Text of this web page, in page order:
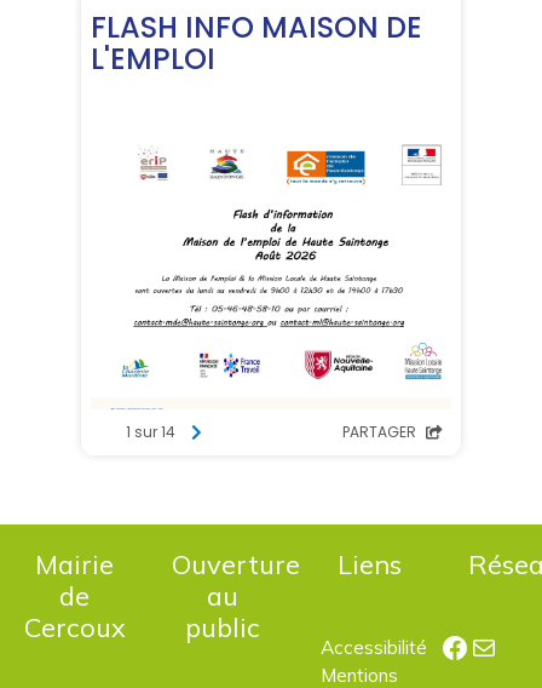
Mairie
de
Cercoux
Ouverture
au
public
Liens
Accessibilité
Mentions
E-mail